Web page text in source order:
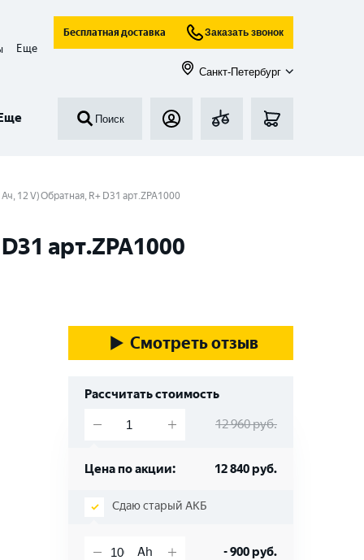
Еще
Бесплатная доставка Заказать звонок
Санкт-Петербург
Поиск
12 V) Обратная, R+ D31 арт.ZPA1000
арт.ZPA1000
Смотреть отзыв
Рассчитать стоимость
12 960руб.
Цена по акции: 12 840руб.
Сдаю старый АКБ
-900руб.